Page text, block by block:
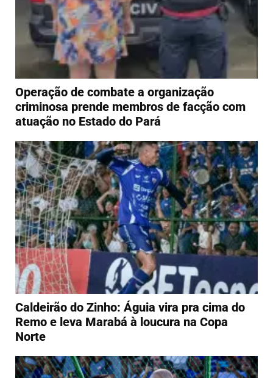
Operação de combate a organização
criminosa prende membros de facção com
atuação no Estado do Pará
Caldeirão do Zinho: Águia vira pra cima do
Remo e leva Marabá à loucura na Copa
Norte